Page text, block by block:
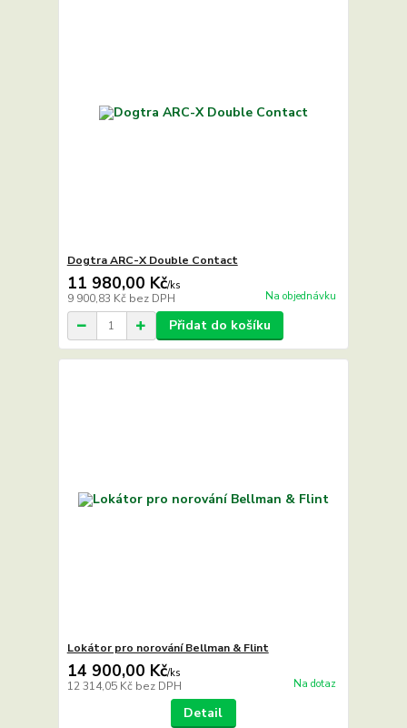
Dogtra ARC-X Double Contact
11 980,00 Kč/ks
9 900,83 Kč bez DPH Na objednávku
Přidat do košíku
Lokátor pro norování Bellman & Flint
14 900,00 Kč/ks
12 314,05 Kč bez DPH Na dotaz
Detail